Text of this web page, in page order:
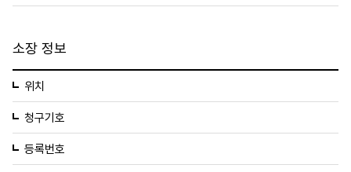
소장 정보
위치
청구기호
등록번호